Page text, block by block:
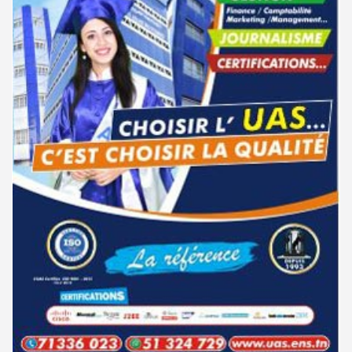
01-08 جامعة قابس : النتائج الأولية لمناظرة إعادة التوجيه - جويلية 2026
01-08 باك 2026 : تمديد آجال تعمير الاختيارات للدورة الرئيسية للتوجيه الجامعي
جامعة تونس المنار : التسجيل في الثالثة إجازة للحاصلين على شهادة مرحلة أولى
تحضيريّة
31-07
الترشح للماجستير بالمعهد العالى للدراسات التكنولوجية بجندوبة 2026-
2027
31-07
فتح باب الترشح للإلتحاق بمرحلة ماجستير البحث في الدراسات الإفريقية
2026-2027
31-07 الترشح للماجستير بالمعهد العالي للعلوم الإسلامية بالقيروان 2026-2027
31-07 الترشح للماجستير بكلية الصيدلة بالمنستير 2026-2027
31-07 مناظرات إنتداب أساتذة التربية البدنية : بلاغ خاص بالناجحين في القائمة
التكميلية
15-11 مناظرة الإلتحاق بالتكوين في مستوى مؤهل التقني السامي - دورة فيفري 2025
11-09 الإعلان عن نتائج مناظرة الإلتحاق بالتكوين في مستوى مؤهل التقني السامي -
دورة سبتمبر 2024
02-09 نتائج مناظرة الإلتحاق بالتكوين في مستوى مؤهل التقني السامي - دورة
سبتمبر 2024
28-06 دليل التوجيه للأكاديميات والمدارس العسكرية 2024
مناظرة الدخول للأكاديميات العسكرية 2024-2025
21-06 مناظرة الإلتحاق بالتكوين في مستوى مؤهل التقني السامي - دورة سبتمبر
2024
24-01 نتائج مناظرة الإلتحاق بالتكوين في مستوى مؤهل التقني السامي - دورة فيفري
2024
21-11 مناظرة إنتداب ضباط إصلاح بوزارة العدل لسنة 2023
17-11 مناظرة الإلتحاق بالتكوين في مستوى مؤهل التقني السامي - دورة فيفري 2024